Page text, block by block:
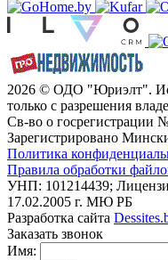
2026 © ОДО "Юриэлт".
только с разрешения
Св-во о госрегистрации
Зарегистрировано
Политика
Правила обработки
УНП: 101214439;
17.02.2005 г. МЮ РБ
Разработка сайта
Заказать звонок
Имя: